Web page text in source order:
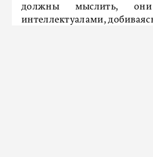
должны мыслить,
интеллектуалами,